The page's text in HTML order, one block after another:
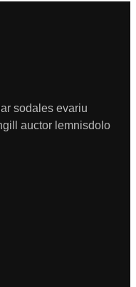
sodales evariu
auctor lemnisdolo